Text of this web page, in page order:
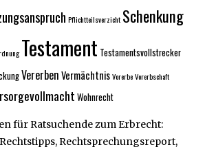
Pflichtteilsverzicht Schenkung
Testament Testamentsvollstrecker
VererbenVermächtnisVorerbeVorerbschaft
Wohnrecht
für Ratsuchende zum Erbrecht:
Rechtsprechungsreport,